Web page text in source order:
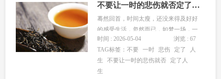
不要让一时的悲伤就否定了人生
蓦然回首，时间太瘦，还没来得及好好
的感受生活，忽然而已，如梦一场，一
觉醒来，青春已悄然而逝了。工作占据
了生活的大半，睡觉又占去大半，其余
都是零碎的时间，吃喝拉撒睡，陪陪孩
子，看会电视，一天就这样过去了。很
时间 : 2026-05-04
浏览 : 67
TAG标签：不要 一时 悲伤 定了
人
生
不要让一时的悲伤就否
定了人
生